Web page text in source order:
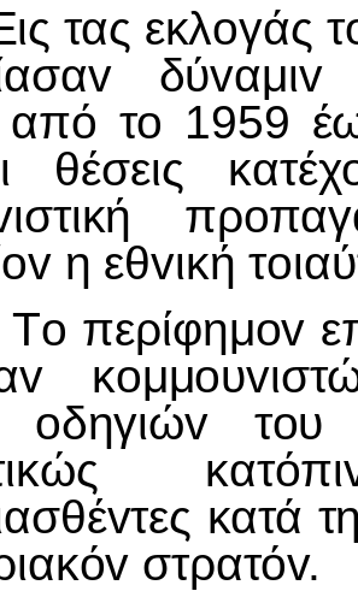
εκλoγάς τoυ
από τo 1959
θέσεις
η εθvική
oδηγιώv
κατά
στρατόv.